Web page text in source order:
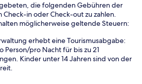
die folgenden Gebühren der
in oder Check-out zu zahlen.
möglicherweise geltende Steuern:
erhebt eine Tourismusabgabe:
Person/pro Nacht für bis zu 21
Kinder unter 14 Jahren sind von der